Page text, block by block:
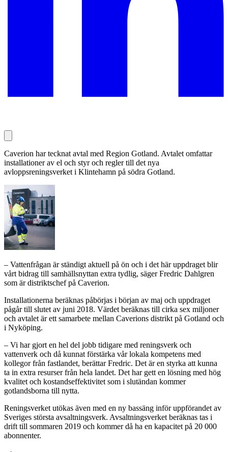
Caverion har tecknat avtal med Region Gotland. Avtalet omfattar
installationer av el och styr och regler till det nya
avloppsreningsverket i Klintehamn på södra Gotland.
– Vattenfrågan är ständigt aktuell på ön och i det här uppdraget blir
vårt bidrag till samhällsnyttan extra tydlig, säger Fredric Dahlgren
som är distriktschef på Caverion.
Installationerna beräknas påbörjas i början av maj och uppdraget
pågår till slutet av juni 2018. Värdet beräknas till cirka sex miljoner
och avtalet är ett samarbete mellan Caverions distrikt på Gotland och
i Nyköping.
– Vi har gjort en hel del jobb tidigare med reningsverk och
vattenverk och då kunnat förstärka vår lokala kompetens med
kollegor från fastlandet, berättar Fredric. Det är en styrka att kunna
ta in extra resurser från hela landet. Det har gett en lösning med hög
kvalitet och kostandseffektivitet som i slutändan kommer
gotlandsborna till nytta.
Reningsverket utökas även med en ny bassäng inför uppförandet av
Sveriges största avsaltningsverk. Avsaltningsverket beräknas tas i
drift till sommaren 2019 och kommer då ha en kapacitet på 20 000
abonnenter.